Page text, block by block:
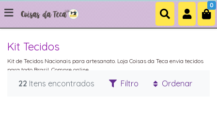
0
Kit Tecidos
Kit de Tecidos Nacionais para artesanato. Loja Coisas da Teca envia tecidos
para todo Brasil. Compre online.
22 Itens encontrados Filtro Ordenar